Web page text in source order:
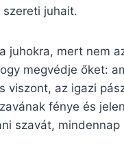
juhait.
juhokra, mert nem
megvédje őket:
viszont, az igazi
fénye és
szavát, mindennap